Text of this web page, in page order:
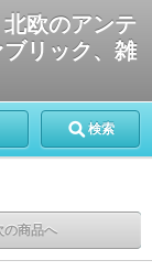
欧のアンテ
リック、雑
検索
の商品へ